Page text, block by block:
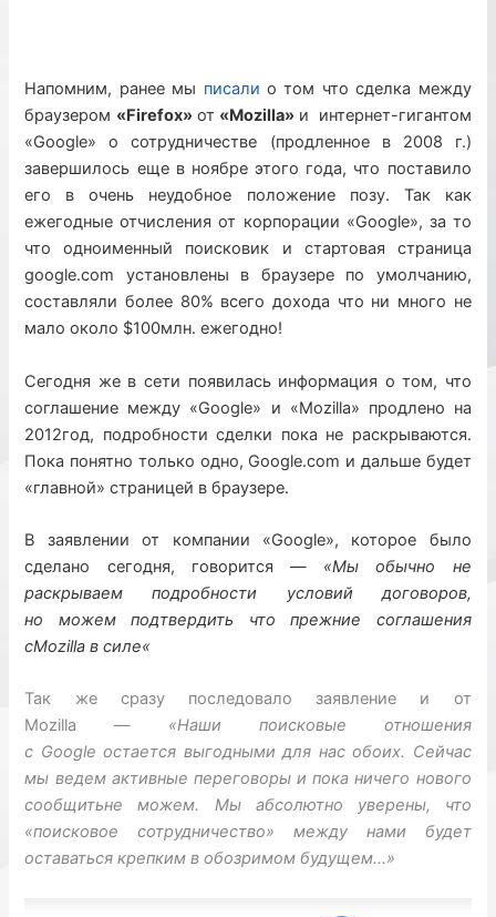
Напомним, ранее мы писали о том что сделка между
браузером «Firefox»от «Mozilla» и интернет-гигантом
«Google» о сотрудничестве (продленное в 2008 г.)
завершилось еще в ноябре этого года, что поставило
его в очень неудобное положение позу. Так как
ежегодные отчисления от корпорации «Google», за то
что одноименный поисковик и стартовая страница
google.com установлены в браузере по умолчанию,
составляли более 80% всего дохода что ни много не
мало около $100млн. ежегодно!
Сегодня же в сети появилась информация о том, что
соглашение между «Google» и «Mozilla» продлено на
2012год, подробности сделки пока не раскрываются.
Пока понятно только одно, Google.com и дальше будет
«главной» страницей в браузере.
В заявленииот компании «Google», которое было
сделано сегодня, говорится— «Мы обычно не
раскрываем
подробности условий договоров,
но можем подтвердить что прежние соглашения
сMozilla в силе«
Так же сразу последовало заявление и от
Mozilla
— «Наши поисковые
отношения
с Google остается выгоднымидля нас обоих. Сейчас
мы ведем активные переговоры и поканичего нового
сообщитьне можем. Мы абсолютно уверены, что
«поисковоесотрудничество» между нами будет
оставаться крепкимв обозримом будущем…»